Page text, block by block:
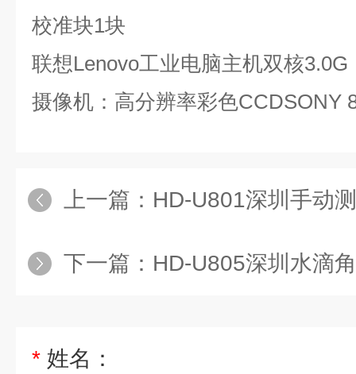
校准块1块
联想Lenovo工业电脑主机双核3.0G
摄像机：高分辨率彩色CCDSONY
上一篇： HD-U801深圳手动
下一篇： HD-U805深圳水滴
* 姓名：